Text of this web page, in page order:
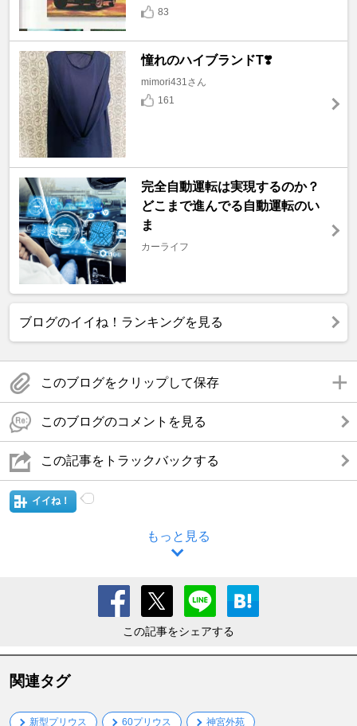
83
憧れのハイブランドT❣️
mimori431さん
161
完全自動運転は実現するのか？
どこまで進んでる自動運転のい
ま
カーライフ
ブログのイイね！ランキングを見る
このブログをクリップして保存
このブログのコメントを見る
この記事をトラックバックする
イイね！
もっと見る
この記事をシェアする
関連タグ
新型プリウス 60プリウス 神宮外苑